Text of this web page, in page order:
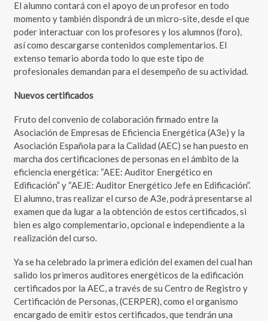
El alumno contará con el apoyo de un profesor en todo
momento y también dispondrá de un micro-site, desde el que
poder interactuar con los profesores y los alumnos (foro),
así como descargarse contenidos complementarios. El
extenso temario aborda todo lo que este tipo de
profesionales demandan para el desempeño de su actividad.
Nuevos certificados
Fruto del convenio de colaboración firmado entre la
Asociación de Empresas de Eficiencia Energética (A3e) y la
Asociación Española para la Calidad (AEC) se han puesto en
marcha dos certificaciones de personas en el ámbito de la
eficiencia energética: “AEE: Auditor Energético en
Edificación” y “AEJE: Auditor Energético Jefe en Edificación”.
El alumno, tras realizar el curso de A3e, podrá presentarse al
examen que da lugar a la obtención de estos certificados, si
bien es algo complementario, opcional e independiente a la
realización del curso.
Ya se ha celebrado la primera edición del examen del cual han
salido los primeros auditores energéticos de la edificación
certificados por la AEC, a través de su Centro de Registro y
Certificación de Personas, (CERPER), como el organismo
encargado de emitir estos certificados, que tendrán una